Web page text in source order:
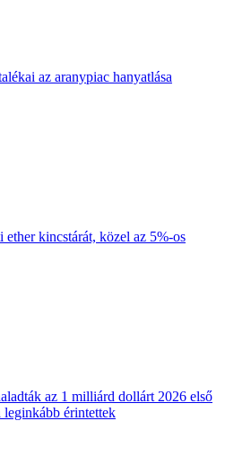
az aranypiac hanyatlása
kincstárát, közel az 5%-os
az 1 milliárd dollárt 2026 első
leginkább érintettek